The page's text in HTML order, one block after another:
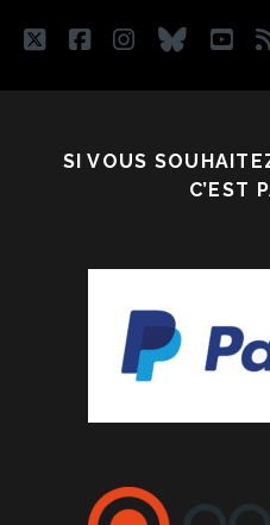
twitterfacebook
instagram
SI VOUS
C’EST